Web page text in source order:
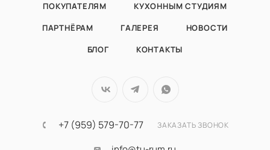
ПОКУПАТЕЛЯМ
КУХОННЫМ СТУДИЯМ
ПАРТНЁРАМ
ГАЛЕРЕЯ
НОВОСТИ
БЛОГ
КОНТАКТЫ
+7 (959) 579-70-77 ЗАКАЗАТЬ ЗВОНОК